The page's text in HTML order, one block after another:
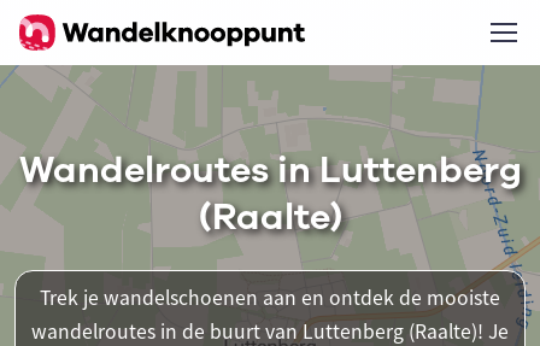
Wandelroutes in Luttenberg
(Raalte)
Trek je wandelschoenen aan en ontdek de mooiste
wandelroutes in de buurt van Luttenberg (Raalte)! Je